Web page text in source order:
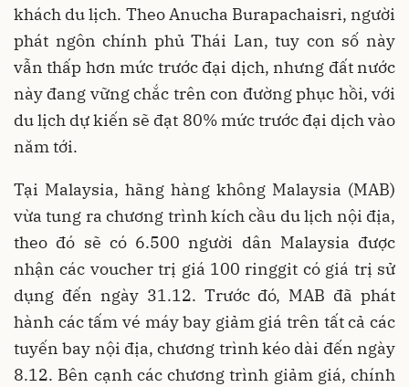
khách du lịch. Theo Anucha Burapachaisri, người
phát ngôn chính phủ Thái Lan, tuy con số này
vẫn thấp hơn mức trước đại dịch, nhưng đất nước
này đang vững chắc trên con đường phục hồi, với
du lịch dự kiến sẽ đạt 80% mức trước đại dịch vào
năm tới.
Tại Malaysia, hãng hàng không Malaysia (MAB)
vừa tung ra chương trình kích cầu du lịch nội địa,
theo đó sẽ có 6.500 người dân Malaysia được
nhận các voucher trị giá 100 ringgit có giá trị sử
dụng đến ngày 31.12. Trước đó, MAB đã phát
hành các tấm vé máy bay giảm giá trên tất cả các
tuyến bay nội địa, chương trình kéo dài đến ngày
8.12. Bên cạnh các chương trình giảm giá, chính